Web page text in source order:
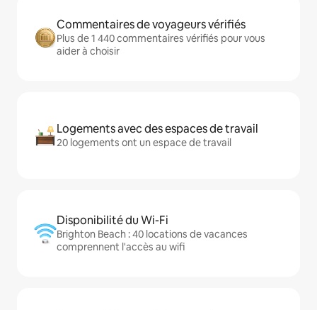
Commentaires de voyageurs vérifiés
Plus de 1 440 commentaires vérifiés pour vous
aider à choisir
Logements avec des espaces de travail
20 logements ont un espace de travail
Disponibilité du Wi-Fi
Brighton Beach : 40 locations de vacances
comprennent l'accès au wifi